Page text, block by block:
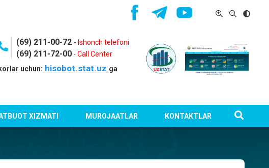
(69) 211-00-72 - Ishonch telefoni
(69) 211-72-00- Call Center
uchun: hisobot.stat.uz ga
XIZMATI MUROJAATLAR KONTAKTLAR